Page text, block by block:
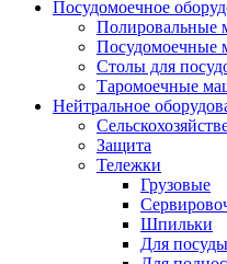
Посудомоечное
Полировальные
Посудомоечные
Столы для
Таромоечные
Нейтральное
Защита
Тележки
Грузовые
Шпильки
Для посуды